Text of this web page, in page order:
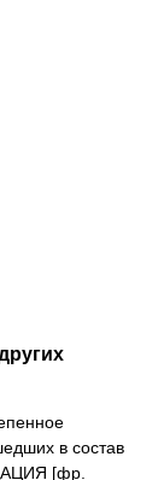
в состав
[фр.